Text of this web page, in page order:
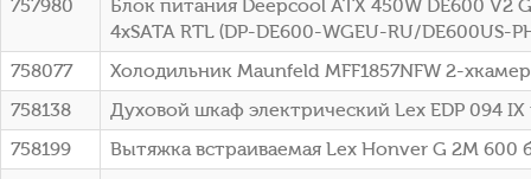
757980
Блок питания Deepcool ATX 450W DE600 V2
4xSATA RTL (DP-DE600-WGEU-RU/DE600US-
758077
Холодильник Maunfeld MFF1857NFW 2-
758138
Духовой шкаф электрический Lex EDP 094
758199
Вытяжка встраиваемая Lex Honver G 2M 600